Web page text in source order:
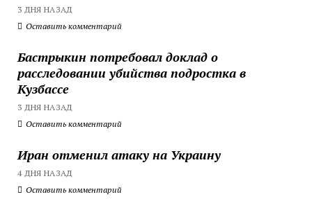
3 ДНЯ НАЗАД
Оставить комментарий
Бастрыкин потребовал доклад о
расследовании убийства подростка в
Кузбассе
3 ДНЯ НАЗАД
Оставить комментарий
Иран отменил атаку на Украину
4 ДНЯ НАЗАД
Оставить комментарий